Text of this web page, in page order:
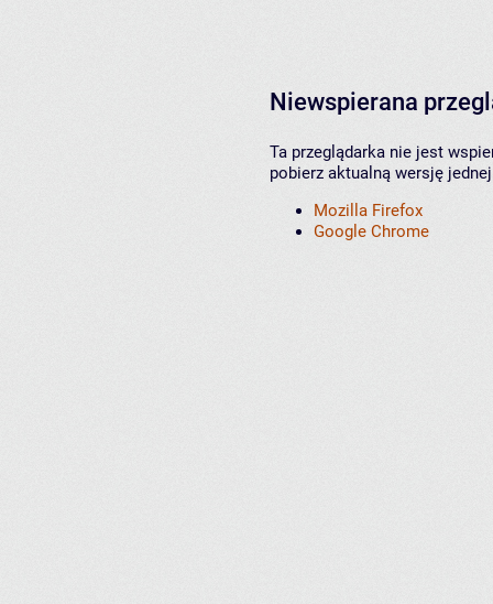
Niewspierana
Ta przeglądarka nie jest
pobierz aktualną wersję
Mozilla Firefox
Google Chrome